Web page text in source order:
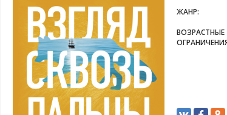
ЖАНР:
ВОЗРАСТНЫЕ